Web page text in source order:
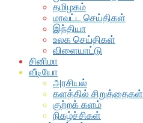
தமிழகம்
மாவட்ட செய்திகள்
இந்தியா
உலக செய்திகள்
விளையாட்டு
சினிமா
வீடியோ
அரசியல்
களத்தில் சிறுத்தைகள்
குற்றக் களம்
நிகழ்ச்சிகள்